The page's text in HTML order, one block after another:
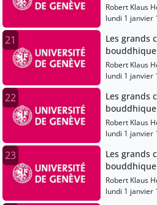
Robert Klaus
lundi 1 janvier
21
Les grands
Robert Klaus
lundi 1 janvier
22
Les grands
Robert Klaus
lundi 1 janvier
23
Les grands
Robert Klaus
lundi 1 janvier